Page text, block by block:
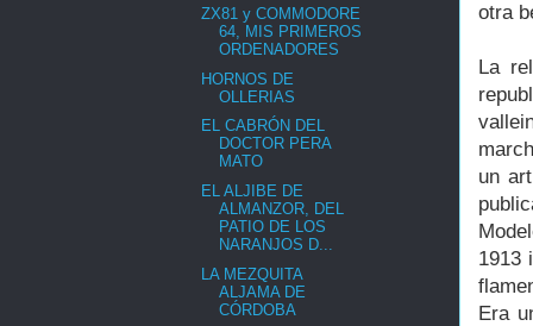
otra
La
un
1913
Era
ZX81 y COMMODORE
64, MIS PRIMEROS
ORDENADORES
HORNOS DE
OLLERIAS
EL CABRÓN DEL
DOCTOR PERA
MATO
EL ALJIBE DE
ALMANZOR, DEL
PATIO DE LOS
NARANJOS D...
LA MEZQUITA
ALJAMA DE
CÓRDOBA